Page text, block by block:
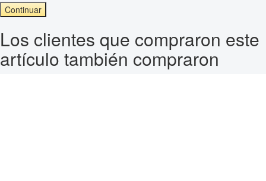
Continuar
Los clientes que compraron este
artículo también compraron